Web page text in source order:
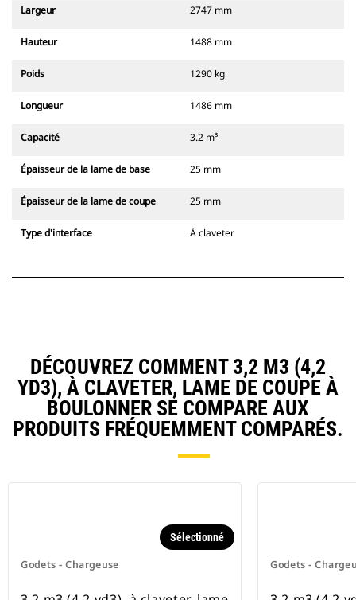
Largeur 2747 mm
Hauteur 1488 mm
Poids 1290 kg
Longueur 1486 mm
Capacité 3.2 m³
Épaisseur de la lame de base 25 mm
Épaisseur de la lame de coupe 25 mm
Type d'interface À claveter
DÉCOUVREZ COMMENT 3,2 M3 (4,2
YD3), À CLAVETER, LAME DE COUPE À
BOULONNER SE COMPARE AUX
PRODUITS FRÉQUEMMENT COMPARÉS.
Godets - Chargeuse
Sélectionné
Godets -